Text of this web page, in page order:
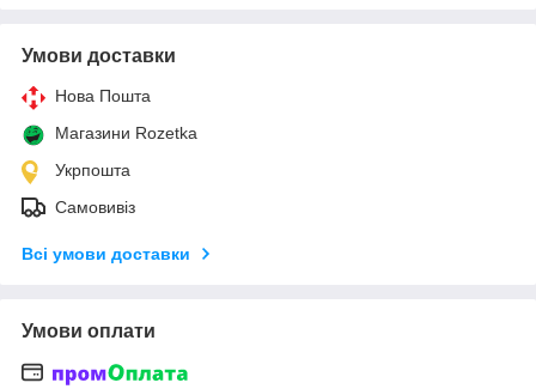
Умови доставки
Нова Пошта
Магазини Rozetka
Укрпошта
Самовивіз
Всі умови доставки
Умови оплати